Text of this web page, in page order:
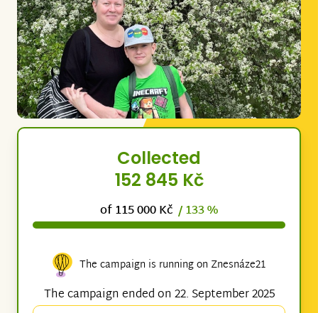
Collected
152 845 Kč
of 115 000 Kč / 133 %
The campaign is running on Znesnáze21
The campaign ended on 22. September 2025